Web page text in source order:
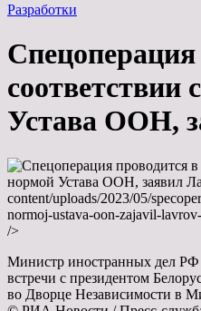
Разработки
соответствии
Устава ООН,
нормой Устава ООН, заявил
content/uploads/2023/05/
normoj-ustava-oon-zajavil-
/>
Министр иностранных дел РФ
встречи с президентом
во Дворце Независимости в